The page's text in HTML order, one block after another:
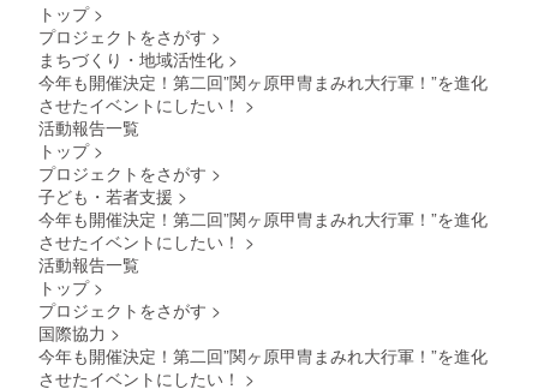
トップ >
プロジェクトをさがす >
まちづくり・地域活性化 >
今年も開催決定！第二回”関ヶ原甲冑まみれ大行軍！”を進化
させたイベントにしたい！ >
活動報告一覧
トップ >
プロジェクトをさがす >
子ども・若者支援 >
今年も開催決定！第二回”関ヶ原甲冑まみれ大行軍！”を進化
させたイベントにしたい！ >
活動報告一覧
トップ >
プロジェクトをさがす >
国際協力 >
今年も開催決定！第二回”関ヶ原甲冑まみれ大行軍！”を進化
させたイベントにしたい！ >